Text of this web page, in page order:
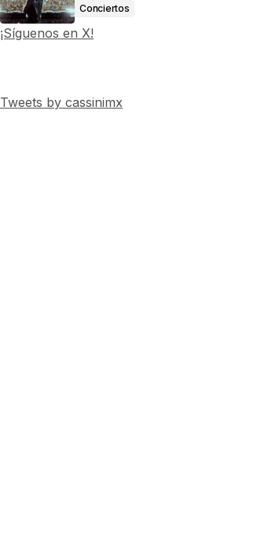
Conciertos
¡Síguenos en X!
Tweets by cassinimx